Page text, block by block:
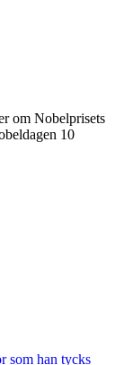
om Nobelprisets
10